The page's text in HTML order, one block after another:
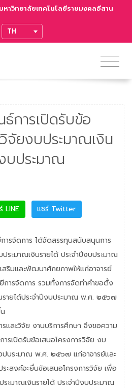
าวิทยาลัยเทคโนโลยีราชมงคลอีสาน
TRANSLATE
การเปิดรับข้อ
จัยงบประมาณเงิน
บประมาณ
LINE แชร์ Twitter
ดการ ได้จัดสรรทุนสนับสนุนการ
ระมาณเงินรายได้ ประจำปีงบประมาณ
ริมและพัฒนาศักยภาพให้แก่อาจารย์
การจัดการ รวมทั้งการจัดทำคำขอตั้ง
รายได้ประจำปีงบประมาณ พ.ศ. ๒๕๖๗
ะวิจัย งานบริการศึกษา จึงขอความ
ารเปิดรับข้อเสนอโครงการวิจัย งบ
ปบระมาณ พ.ศ. ๒๕๖๗ แก่อาจารย์และ
สงค์จะยื่นข้อเสนอโครงการวิจัย เพื่อ
ะมาณเงินรายได้ ประจำปีงบประมาณ